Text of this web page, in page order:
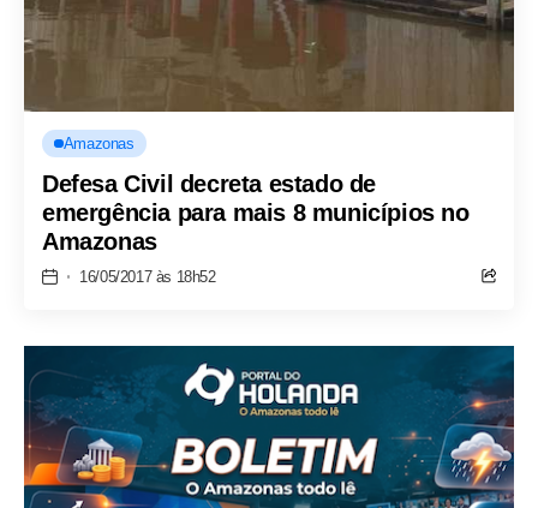
Amazonas
Defesa Civil decreta estado de
emergência para mais 8 municípios no
Amazonas
16/05/2017 às 18h52